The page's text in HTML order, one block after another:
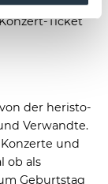
direkt vor Ihrer
Ticket
der heristo-
Verwandte.
und
ob als
Geburtstag